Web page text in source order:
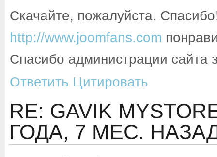
Скачайте, пожалуйста.
http://www.joomfans.com
Спасибо администрации сайта
Ответить Цитировать
RE: GAVIK
ГОДА, 7 МЕС.